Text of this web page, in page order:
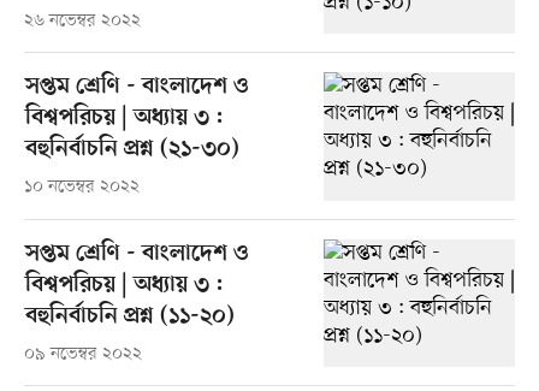
২৬ নভেম্বর ২০২২
সপ্তম শ্রেণি - বাংলাদেশ ও
বিশ্বপরিচয় | অধ্যায় ৩ :
বহুনির্বাচনি প্রশ্ন (২১-৩০)
১০ নভেম্বর ২০২২
সপ্তম শ্রেণি - বাংলাদেশ ও
বিশ্বপরিচয় | অধ্যায় ৩ :
বহুনির্বাচনি প্রশ্ন (১১-২০)
০৯ নভেম্বর ২০২২